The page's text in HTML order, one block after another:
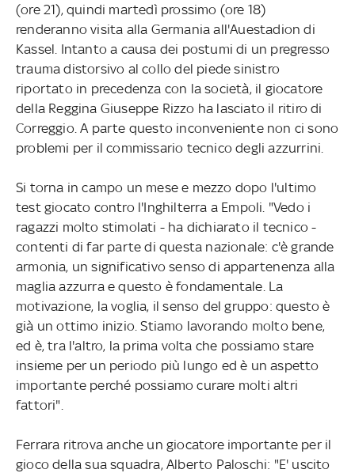
(ore 21), quindi martedì prossimo (ore 18)
renderanno visita alla Germania all'Auestadion di
Kassel. Intanto a causa dei postumi di un pregresso
trauma distorsivo al collo del piede sinistro
riportato in precedenza con la società, il giocatore
della Reggina Giuseppe Rizzo ha lasciato il ritiro di
Correggio. A parte questo inconveniente non ci sono
problemi per il commissario tecnico degli azzurrini.
Si torna in campo un mese e mezzo dopo l'ultimo
test giocato contro l'Inghilterra a Empoli. "Vedo i
ragazzi molto stimolati - ha dichiarato il tecnico -
contenti di far parte di questa nazionale: c'è grande
armonia, un significativo senso di appartenenza alla
maglia azzurra e questo è fondamentale. La
motivazione, la voglia, il senso del gruppo: questo è
già un ottimo inizio. Stiamo lavorando molto bene,
ed è, tra l'altro, la prima volta che possiamo stare
insieme per un periodo più lungo ed è un aspetto
importante perché possiamo curare molti altri
fattori".
Ferrara ritrova anche un giocatore importante per il
gioco della sua squadra, Alberto Paloschi: "E' uscito